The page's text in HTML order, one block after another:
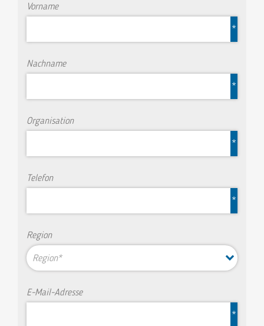
Vorname
*
Nachname
*
Organisation
*
Telefon
*
Region
Region*
E-Mail-Adresse
*